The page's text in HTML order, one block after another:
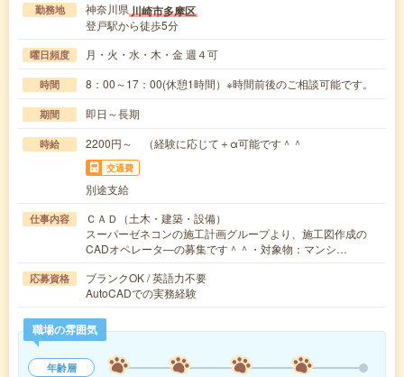
勤務地 神奈川県川崎市多摩区
登戸駅から徒歩5分
曜日頻度 月・火・水・木・金 週４可
時間 8：00～17：00(休憩1時間）※時間前後のご相談可能です。
期間 即日～長期
時給 2200円～ （経験に応じて＋α可能です＾＾
交通費
別途支給
仕事内容
ＣＡＤ（土木・建築・設備）
スーパーゼネコンの施工計画グループより、施工図作成の
CADオペレータ―の募集です＾＾・対象物：マンシ…
応募資格
ブランクOK / 英語力不要
AutoCADでの実務経験
職場の雰囲気
年齢層